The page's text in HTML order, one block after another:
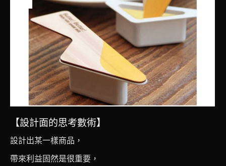
【設計面的思考數術】
設計出某一樣商品，
帶來利益固然是很重要，